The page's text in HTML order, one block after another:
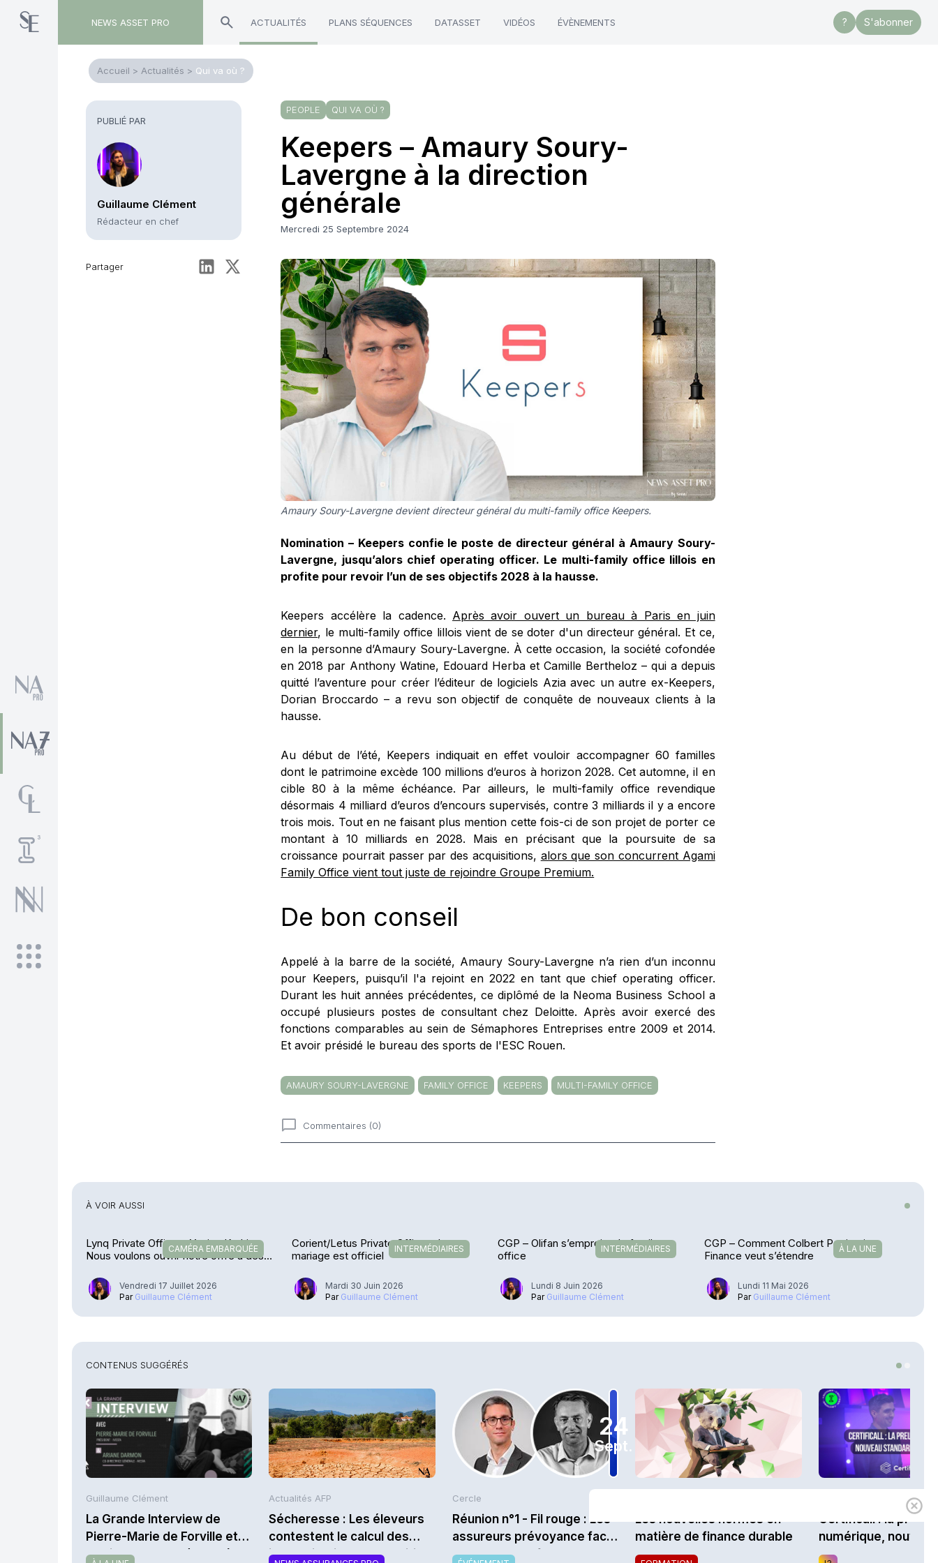
NEWS ASSET PRO ACTUALITÉS PLANS SÉQUENCES DATASSET VIDÉOS ÉVÈNEMENTS ? S'abonner
Accueil > Actualités > Qui va où ?
PUBLIÉ PAR
Guillaume Clément
Rédacteur en chef
Partager
PEOPLE QUI VA OÙ ?
Keepers – Amaury Soury-
Lavergne à la direction
générale
Mercredi 25 Septembre 2024
Amaury Soury-Lavergne devient directeur général du multi-family office Keepers.
Nomination – Keepers confie le poste de directeur général à Amaury Soury-
Lavergne, jusqu’alors chief operating officer. Le multi-family office lillois en
profite pour revoir l’un de ses objectifs 2028 à la hausse.
Keepers accélère la cadence. Après avoir ouvert un bureau à Paris en juin
dernier, le multi-family office lillois vient de se doter d'un directeur général. Et ce,
en la personne d’Amaury Soury-Lavergne. À cette occasion, la société cofondée
en 2018 par Anthony Watine, Edouard Herba et Camille Bertheloz – qui a depuis
quitté l’aventure pour créer l’éditeur de logiciels Azia avec un autre ex-Keepers,
Dorian Broccardo – a revu son objectif de conquête de nouveaux clients à la
hausse.
Au début de l’été, Keepers indiquait en effet vouloir accompagner 60 familles
dont le patrimoine excède 100 millions d’euros à horizon 2028. Cet automne, il en
cible 80 à la même échéance. Par ailleurs, le multi-family office revendique
désormais 4 milliard d’euros d’encours supervisés, contre 3 milliards il y a encore
trois mois. Tout en ne faisant plus mention cette fois-ci de son projet de porter ce
montant à 10 milliards en 2028. Mais en précisant que la poursuite de sa
croissance pourrait passer par des acquisitions, alors que son concurrent Agami
Family Office vient tout juste de rejoindre Groupe Premium.
De bon conseil
Appelé à la barre de la société, Amaury Soury-Lavergne n’a rien d’un inconnu
pour Keepers, puisqu’il l'a rejoint en 2022 en tant que chief operating officer.
Durant les huit années précédentes, ce diplômé de la Neoma Business School a
occupé plusieurs postes de consultant chez Deloitte. Après avoir exercé des
fonctions comparables au sein de Sémaphores Entreprises entre 2009 et 2014.
Et avoir présidé le bureau des sports de l'ESC Rouen.
AMAURY SOURY-LAVERGNE FAMILY OFFICE KEEPERS MULTI-FAMILY OFFICE
Commentaires (0)
À VOIR AUSSI
CAMÉRA EMBARQUÉE
Lynq Private Office – Yacine Kadri : «
Nous voulons ouvrir notre offre à des
Vendredi 17 Juillet 2026
Par Guillaume Clément
INTERMÉDIAIRES
Corient/Letus Private Office – Le
mariage est officiel
Mardi 30 Juin 2026
Par Guillaume Clément
INTERMÉDIAIRES
CGP – Olifan s’empreint de family
office
Lundi 8 Juin 2026
Par Guillaume Clément
À LA UNE
CGP – Comment Colbert Patrimoine
Finance veut s’étendre
Lundi 11 Mai 2026
Par Guillaume Clément
CONTENUS SUGGÉRÉS
Guillaume Clément
La Grande Interview de
Pierre-Marie de Forville et
d’Ariane Darmon (Ivesta)
Actualités AFP
Sécheresse : Les éleveurs
contestent le calcul des
indemnisations des prairies
24
Sept.
Cercle
Réunion n°1 - Fil rouge : Les
assureurs prévoyance face
aux nouveaux facteurs de
Les nouvelles normes en
matière de finance durable
Certificall : la preuve
numérique, nouveau
standard du marché